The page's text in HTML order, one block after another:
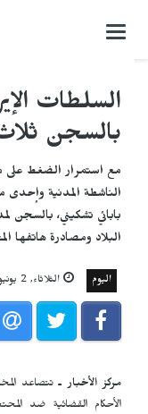
التحكم
السلطات
بالسجن
مع استمرار الضغط على
الناشطة المدنية وإحدى
بابائي تشكيني، بالسجن
البلاد ومصادرة هاتفها
اليوم الثلاثاء, 2 يونيو 2026, 13:02
مركز الأخبار ـتتصاعد
الأحكام القضائية ضد